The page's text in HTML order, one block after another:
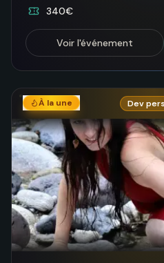
340€
Voir l'événement
À la une Dev